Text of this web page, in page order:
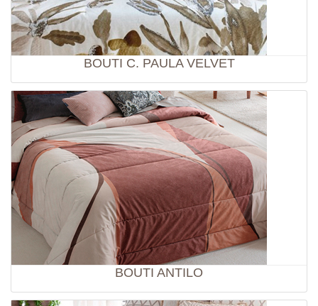
BOUTI C. PAULA VELVET
BOUTI ANTILO